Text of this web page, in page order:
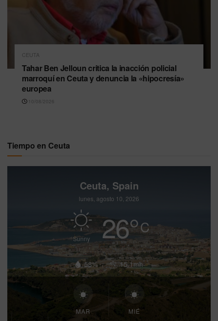
CEUTA
Tahar Ben Jelloun critica la inacción policial
marroquí en Ceuta y denuncia la «hipocresía»
europea
10/08/2026
Tiempo en Ceuta
Ceuta, Spain
lunes, agosto 10, 2026
Sunny 26°C
58% 15.1mh
MAR MIÉ